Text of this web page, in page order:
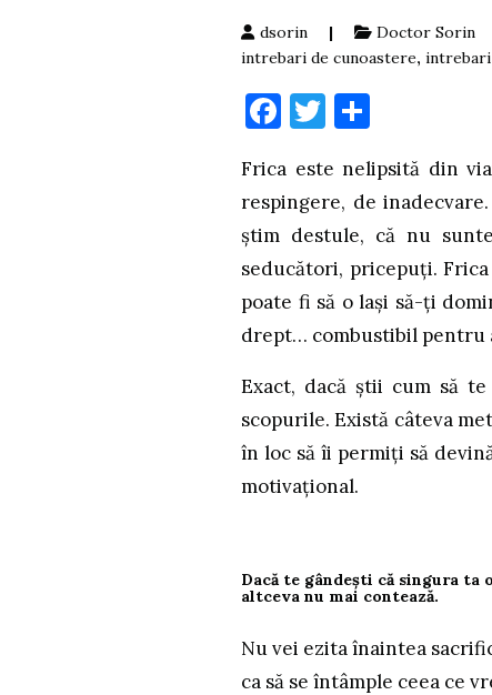
dsorin | Doctor Sorin
intrebari de cunoastere,
Facebook
Twitter
Frica este nelipsită din
respingere, de
știm destule, că nu
seducători, pricepuți.
poate fi să o lași să-ți
drept… combustibil
Exact, dacă știi cum să
scopurile. Există câteva
în loc să îi permiți să
motivațional.
Dacă te gândești că singura
altceva nu mai contează.
Nu vei ezita înaintea
ca să se întâmple ceea ce